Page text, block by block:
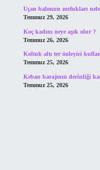
Uçan balonun zorlukları
Temmuz 29, 2026
Koç kadını neye aşık olur ?
Temmuz 26, 2026
Koltuk altı ter önleyici
Temmuz 25, 2026
Keban barajının derinliği
Temmuz 25, 2026